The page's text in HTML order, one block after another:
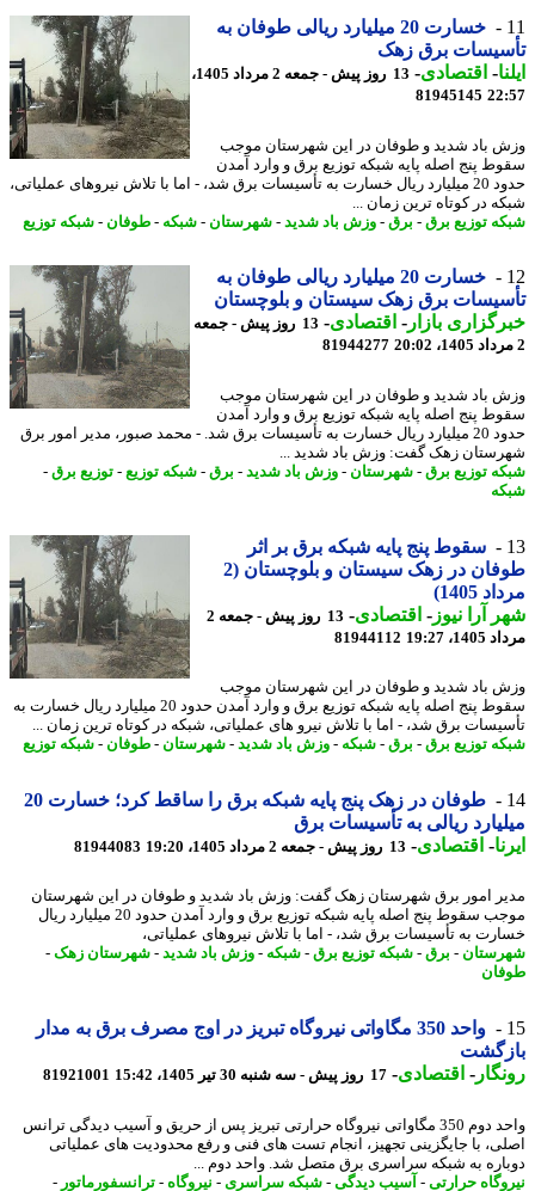
خسارت 20 میلیارد ریالی طوفان به
برق زهک
-اقتصادی-
13 روز پیش - جمعه 2 مرداد 1405،
81945145
باد شدید و طوفان در این شهرستان موجب
پنج اصله پایه شبکه توزیع برق و وارد آمدن
حدود 20 میلیارد ریال خسارت به تأسیسات برق شد، - اما با تلاش نیروهای عملیاتی،
در کوتاه ترین زمان ...
توزیع برق - برق - وزش باد شدید-شهرستان-شبکه-طوفان-شبکه توزیع
خسارت 20 میلیارد ریالی طوفان به
برق زهک سیستان و بلوچستان
بازار- اقتصادی-
13 روز پیش - جمعه
81944277
باد شدید و طوفان در این شهرستان موجب
پنج اصله پایه شبکه توزیع برق و وارد آمدن
حدود 20 میلیارد ریال خسارت به تأسیسات برق شد. - محمد صبور، مدیر امور برق
زهک گفت: وزش باد شدید ...
توزیع برق - شهرستان-وزش باد شدید-برق - شبکه توزیع- توزیع برق -
سقوط پنج پایه شبکه برق بر اثر
طوفان در زهک سیستان و بلوچستان (2
1405)
آرا نیوز-اقتصادی-
13 روز پیش - جمعه 2
19:27
81944112
باد شدید و طوفان در این شهرستان موجب
سقوط پنج اصله پایه شبکه توزیع برق و وارد آمدن حدود 20 میلیارد ریال خسارت به
برق شد، - اما با تلاش نیرو های عملیاتی، شبکه در کوتاه ترین زمان ...
توزیع برق - برق - شبکه-وزش باد شدید-شهرستان-طوفان-شبکه توزیع
طوفان در زهک پنج پایه شبکه برق را ساقط کرد؛ خسارت 20
ریالی به تأسیسات برق
-اقتصادی-13 روز پیش - جمعه 2 مرداد 1405، 19:20 81944083
امور برق شهرستان زهک گفت: وزش باد شدید و طوفان در این شهرستان
موجب سقوط پنج اصله پایه شبکه توزیع برق و وارد آمدن حدود 20 میلیارد ریال
به تأسیسات برق شد، - اما با تلاش نیروهای عملیاتی،
-برق - شبکه توزیع برق - شبکه-وزش باد شدید-شهرستان زهک-
واحد 350 مگاواتی نیروگاه تبریز در اوج مصرف برق به مدار
-اقتصادی-17 روز پیش - سه شنبه 30 تیر 1405، 15:42 81921001
واحد دوم 350 مگاواتی نیروگاه حرارتی تبریز پس از حریق و آسیب دیدگی ترانس
با جایگزینی تجهیز، انجام تست های فنی و رفع محدودیت های عملیاتی
به شبکه سراسری برق متصل شد. واحد دوم ...
حرارتی -آسیب دیدگی-شبکه سراسری- نیروگاه -ترانسفورماتور-